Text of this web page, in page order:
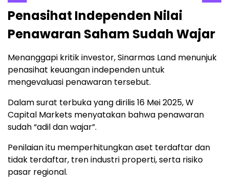
Penasihat Independen Nilai
Penawaran Saham Sudah Wajar
Menanggapi kritik investor, Sinarmas Land menunjuk
penasihat keuangan independen untuk
mengevaluasi penawaran tersebut.
Dalam surat terbuka yang dirilis 16 Mei 2025, W
Capital Markets menyatakan bahwa penawaran
sudah “adil dan wajar”.
Penilaian itu memperhitungkan aset terdaftar dan
tidak terdaftar, tren industri properti, serta risiko
pasar regional.